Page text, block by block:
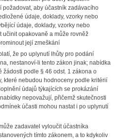
aby účastník zadávacího
údaje, doklady, vzorky nebo
údaje, doklady, vzorky nebo
učinit opakovaně a může rovněž
její zmeškání
že po uplynutí lhůty pro podání
nestanoví-li tento zákon jinak; nabídka
žádosti podle § 46 odst. 1 zákona o
které nebudou hodnoceny podle kritérií
údajů týkajících se prokázání
nepovažují, přičemž skutečnosti
účasti mohou nastat i po uplynutí
zadavatel vyloučit účastníka
tímto zákonem, a to kdykoliv